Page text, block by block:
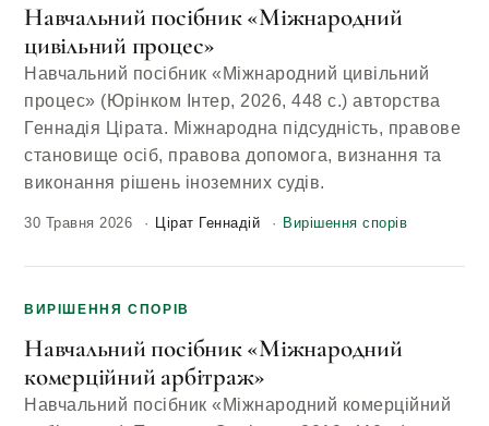
Навчальний посібник «Міжнародний
цивільний процес»
Навчальний посібник «Міжнародний цивільний
процес» (Юрінком Інтер, 2026, 448 с.) авторства
Геннадія Цірата. Міжнародна підсудність, правове
становище осіб, правова допомога, визнання та
виконання рішень іноземних судів.
30 Травня 2026 Цірат Геннадій Вирішення спорів
ВИРІШЕННЯ СПОРІВ
Навчальний посібник «Міжнародний
комерційний арбітраж»
Навчальний посібник «Міжнародний комерційний